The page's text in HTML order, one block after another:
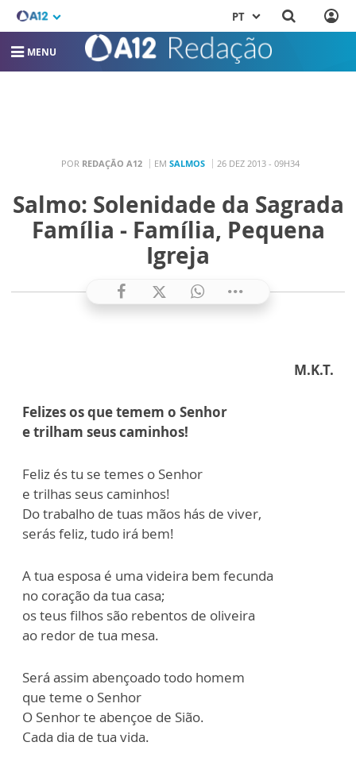
PT
MENU
POR REDAÇÃO A12 EM SALMOS 26 DEZ 2013 - 09H34
Salmo: Solenidade da Sagrada
Família - Família, Pequena
Igreja
M.K.T.
Felizes os que temem o Senhor
e trilham seus caminhos!
Feliz és tu se temes o Senhor
e trilhas seus caminhos!
Do trabalho de tuas mãos hás de viver,
serás feliz, tudo irá bem!
A tua esposa é uma videira bem fecunda
no coração da tua casa;
os teus filhos são rebentos de oliveira
ao redor de tua mesa.
Será assim abençoado todo homem
que teme o Senhor
O Senhor te abençoe de Sião.
Cada dia de tua vida.